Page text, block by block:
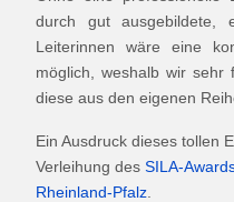
durch gut ausgebildete,
Leiterinnen wäre eine
möglich, weshalb wir sehr
diese aus den eigenen
Ein Ausdruck dieses tollen
Verleihung des SILA-
Rheinland-Pfalz